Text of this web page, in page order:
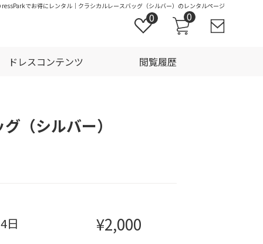
でお得にレンタル｜クラシカルレースバッグ（シルバー）のレンタルページ
ドレスコンテンツ 閲覧履歴
0 0
（シルバー）
日 ¥2,000